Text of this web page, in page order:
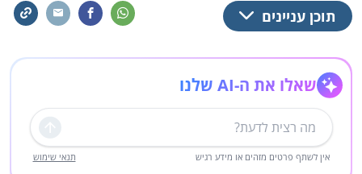
תוכן עניינים
שאלו את ה-AI שלנו
שליחה
אין לשתף פרטים מזהים או מידע רגיש תנאי שימוש